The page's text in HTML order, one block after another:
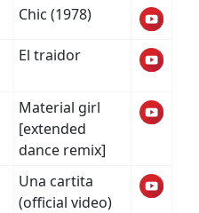
Chic (1978)
El traidor
Material girl
[extended
dance remix]
Una cartita
(official video)